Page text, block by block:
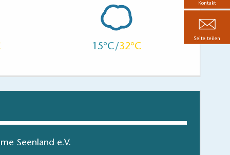
15 32
Seenland e.V.
Kontakt
Seite teilen